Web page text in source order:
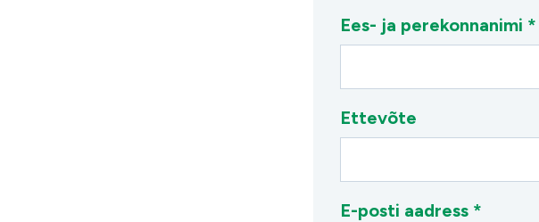
Ees- ja perekonnanimi *
Ettevõte
E-posti aadress *